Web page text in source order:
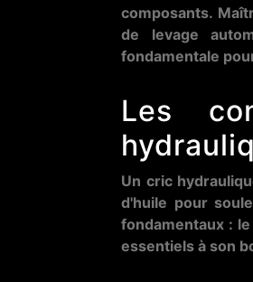
composants.
de levage
fondamentale
Les
Un cric
d'huile pour
fondamentaux :
essentiels à son